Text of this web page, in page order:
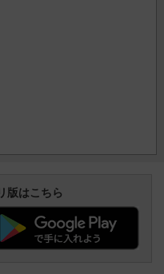
版はこちら